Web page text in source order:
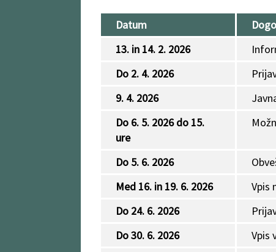
Datum
13. in 14. 2. 2026
Do 2. 4. 2026
9. 4. 2026
Do 6. 5. 2026 do 15.
ure
Do 5. 6. 2026
Med 16. in 19. 6. 2026
Vpis
Do 24. 6. 2026
Do 30. 6. 2026
Vpis